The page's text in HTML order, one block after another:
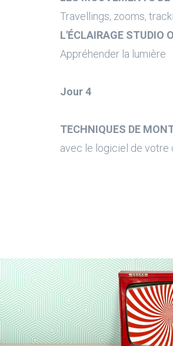
Travellings, zooms,
L'ÉCLAIRAGE STUDIO
Appréhender la lumière
Jour 4
TECHNIQUES DE
avec le logiciel de votre